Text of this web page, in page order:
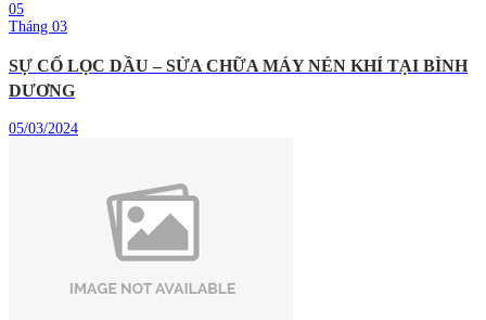
05
Tháng 03
SỰ CỐ LỌC DẦU – SỬA CHỮA MÁY NÉN KHÍ TẠI BÌNH
DƯƠNG
05/03/2024